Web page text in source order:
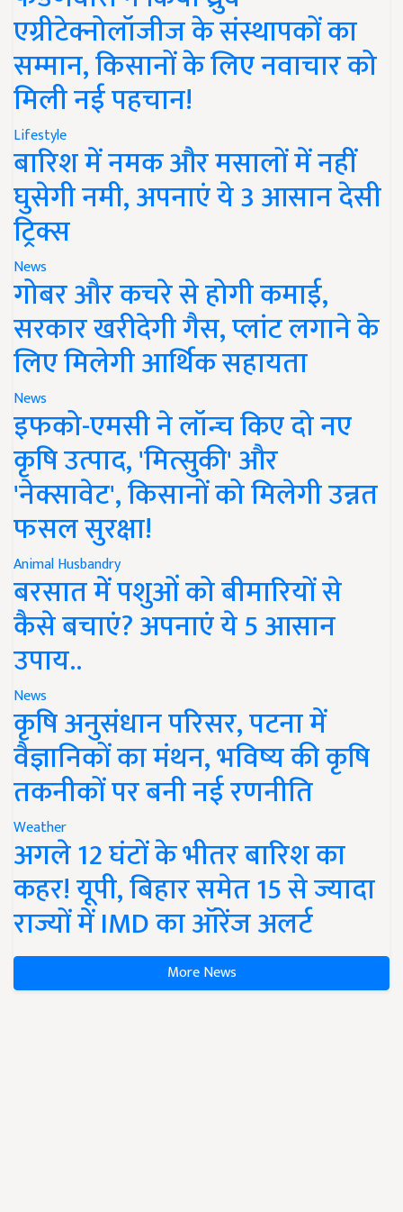
एग्रीटेक्नोलॉजीज के संस्थापकों का
सम्मान, किसानों के लिए नवाचार को
मिली नई पहचान!
Lifestyle
बारिश में नमक और मसालों में नहीं
घुसेगी नमी, अपनाएं ये 3 आसान देसी
ट्रिक्स
News
गोबर और कचरे से होगी कमाई,
सरकार खरीदेगी गैस, प्लांट लगाने के
लिए मिलेगी आर्थिक सहायता
News
इफको-एमसी ने लॉन्च किए दो नए
कृषि उत्पाद, 'मित्सुकी' और
'नेक्सावेट', किसानों को मिलेगी उन्नत
फसल सुरक्षा!
Animal Husbandry
बरसात में पशुओं को बीमारियों से
कैसे बचाएं? अपनाएं ये 5 आसान
उपाय..
News
कृषि अनुसंधान परिसर, पटना में
वैज्ञानिकों का मंथन, भविष्य की कृषि
तकनीकों पर बनी नई रणनीति
Weather
अगले 12 घंटों के भीतर बारिश का
कहर! यूपी, बिहार समेत 15 से ज्यादा
राज्यों में IMD का ऑरेंज अलर्ट
More News